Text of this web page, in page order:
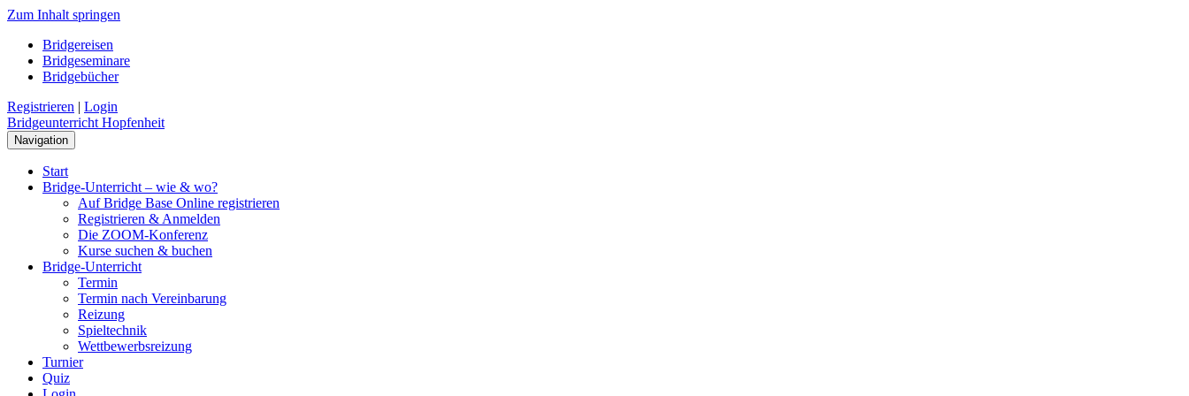
Zum Inhalt springen
Bridgereisen
Bridgeseminare
Bridgebücher
Registrieren | Login
Bridgeunterricht Hopfenheit
Navigation
Start
Bridge-Unterricht – wie & wo?
Auf Bridge Base Online registrieren
Registrieren & Anmelden
Die ZOOM-Konferenz
Kurse suchen & buchen
Bridge-Unterricht
Termin
Termin nach Vereinbarung
Reizung
Spieltechnik
Wettbewerbsreizung
Turnier
Quiz